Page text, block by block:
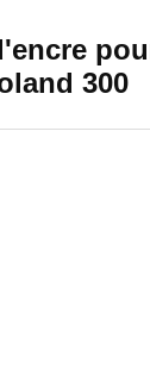
300